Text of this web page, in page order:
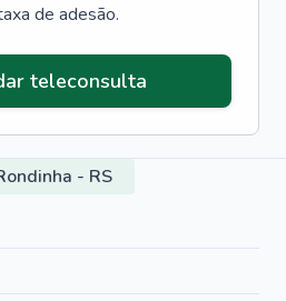
de adesão.
teleconsulta
- RS